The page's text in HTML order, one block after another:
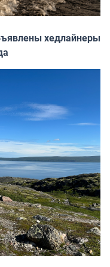
хедлайнеры